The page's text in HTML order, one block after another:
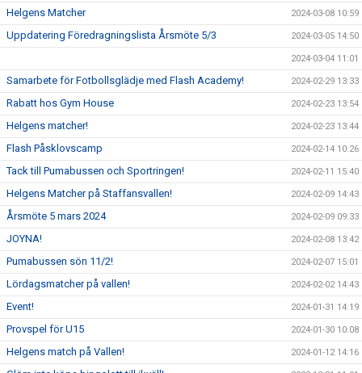
Helgens Matcher 2024-03-08 10:59
Uppdatering Föredragningslista Årsmöte 5/3 2024-03-05 14:50
2024-03-04 11:01
Samarbete för Fotbollsglädje med Flash Academy! 2024-02-29 13:33
Rabatt hos Gym House 2024-02-23 13:54
Helgens matcher! 2024-02-23 13:44
Flash Påsklovscamp 2024-02-14 10:26
Tack till Pumabussen och Sportringen! 2024-02-11 15:40
Helgens Matcher på Staffansvallen! 2024-02-09 14:43
Årsmöte 5 mars 2024 2024-02-09 09:33
JOYNA! 2024-02-08 13:42
Pumabussen sön 11/2! 2024-02-07 15:01
Lördagsmatcher på vallen! 2024-02-02 14:43
Event! 2024-01-31 14:19
Provspel för U15 2024-01-30 10:08
Helgens match på Vallen! 2024-01-12 14:16